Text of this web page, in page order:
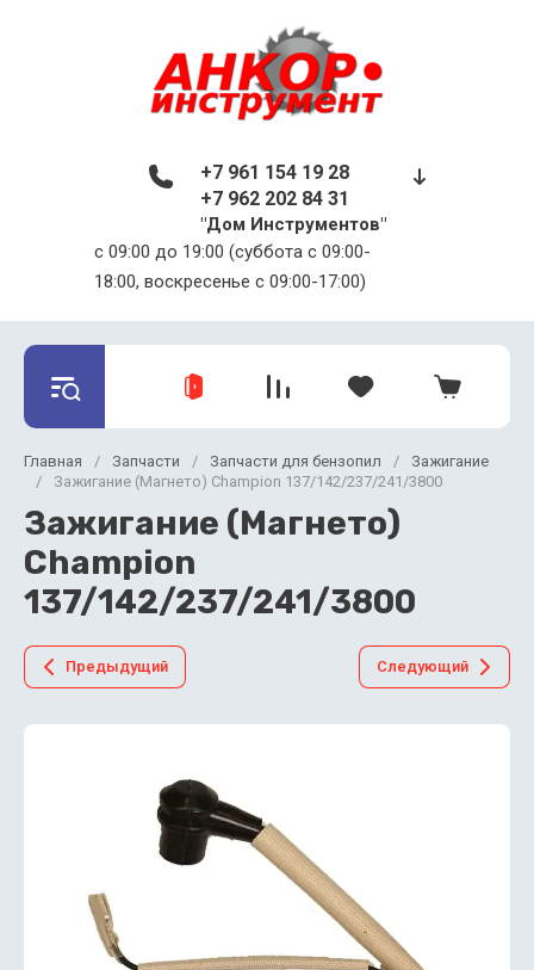
c 09:00 до 19:00 (суббота с 09:00-
18:00, воскресенье с 09:00-17:00)
+7 961 154 19 28
+7 962 202 84 31
"Дом Инструментов"
Главная / Запчасти / Запчасти для бензопил /
Зажигание
/
Зажигание (Магнето) Champion 137/142/237/241/3800
Зажигание (Магнето)
Champion
137/142/237/241/3800
Предыдущий Следующий